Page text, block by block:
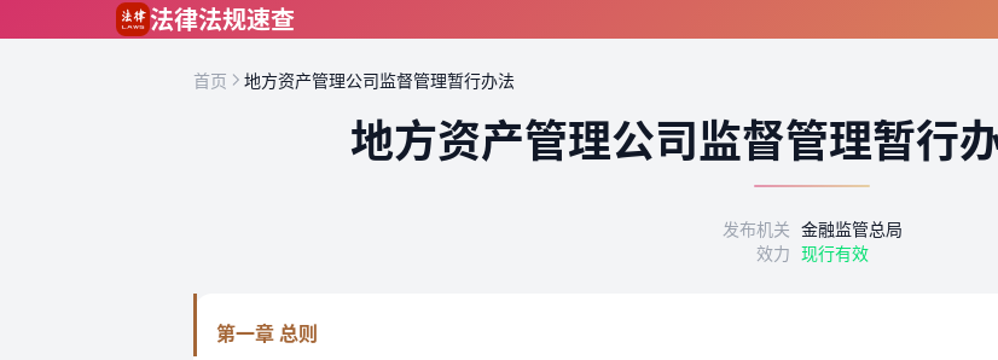
法律法规速查
首页 地方资产管理公司监督管理暂行办法
地方资产管理公司监督管理暂行
发布机关 金融监管总局
效力 现行有效
第一章 总则